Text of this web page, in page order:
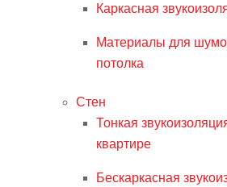
Каркасная
Материалы для
потолка
Стен
Тонкая
квартире
Бескаркасная